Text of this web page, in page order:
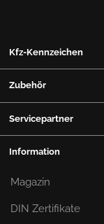
Zuverlässig:
Magneten
Kennzeichen
bis zu 350
bei starkem
Kfz-Kennzeichen
Zubehör
Servicepartner
Information
Magazin
DIN Zertifikate